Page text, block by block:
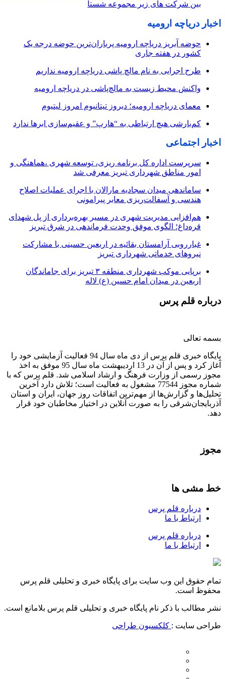
بین شرکت های زیر مجموعه شستا
اخبار دریاچه ارومیه
حوضه آبریز دریاچه ارومیه پرباران‌ترین حوضه‌ درجه یک
کشور در هفته جاری
طرح اجرایی به نام مالچ پاشی دریاچه ارومیه نداریم
واکنش محیط زیست به مالچ‌پاشی در دریاچه ارومیه
معمای دریاچه ارومیه؛ دیروز تیتانیوم امروز لیتیوم
کم‌بارشی هیچ ارتباطی به “هارپ” و عقیم‌سازی ابرها ندارد
اخبار اجتماعی
سرپرست اداره کل برنامه ریزی، توسعه شهری ،هماهنگی و
امور مناطق شهرداری تبریز معرفی شد
ساماندهی میدان سجادیه مارالان با اجرای عملیات اصلاح
هندسی و آسفالت‌ریزی معابر پیرامونی
هم‌افزایی مدیریت شهری در مسیر بهره‌برداری از پل شهدای
قره‌داغ؛ الگوی موفق وحدت فرماندهی در شرق تبریز
غبارروبی آرامستان بقائیه در اربعین حسینی با مشارکت
نیروهای خدماتی شهرداری تبریز
برپایی موکب شهرداری منطقه ۳ تبریز برای جاماندگان
اربعین در میدان امام حسین (ع) لاله
درباره قلم پرس
بسمه تعالی
پایگاه خبری قلم پرس از دی ماه سال 94 فعالیت آزمایشی خود را
آغاز کرد و پس از آن در 13 اردیبهشت ماه سال 95 موفق به اخذ
مجوز رسمی از وزارت فرهنگ و ارشاد اسلامی شد. قلم پرس که با
شماره مجوز 77544 مشغول به فعالیت است؛ تلاش دارد آخرین
تحلیل‌ها و گزارش‌ها از مهم‌ترین اتفاقات روز جهان، ایران و استان
آذربایجان‌شرقی را به صورت آنلاین در اختیار مخاطبان خود قرار
دهد.
مجوز
خط مشی ها
درباره قلم پرس
ارتباط با ما
درباره قلم پرس
ارتباط با ما
تمام حقوق این وب سایت برای پایگاه خبری و تحلیلی قلم پرس
محفوظ است.
نشر مطالب با ذکر نام پایگاه خبری و تحلیلی قلم پرس بلامانع است.
طراحی سایت : کلکسیون طراحی